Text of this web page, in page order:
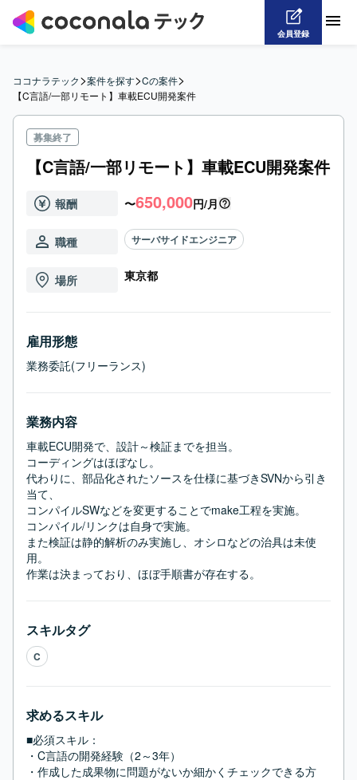
会員登録
ココナラテック>案件を探す>Cの案件>
【C言語/一部リモート】車載ECU開発案件
募集終了
【C言語/一部リモート】車載ECU開発案件
報酬 〜650,000円/月
職種 サーバサイドエンジニア
場所 東京都
雇用形態
業務委託(フリーランス)
業務内容
車載ECU開発で、設計～検証までを担当。
コーディングはほぼなし。
代わりに、部品化されたソースを仕様に基づきSVNから引き
当て、
コンパイルSWなどを変更することでmake工程を実施。
コンパイル/リンクは自身で実施。
また検証は静的解析のみ実施し、オシロなどの治具は未使
用。
作業は決まっており、ほぼ手順書が存在する。
スキルタグ
C
求めるスキル
■必須スキル：
・C言語の開発経験（2～3年）
・作成した成果物に問題がないか細かくチェックできる方